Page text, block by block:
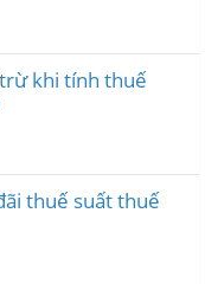
khi tính thuế
thuế suất thuế